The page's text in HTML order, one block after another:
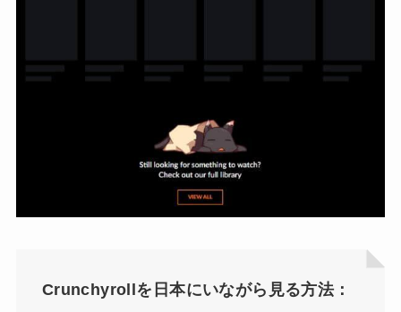
Crunchyrollを日本にいながら見る方法：